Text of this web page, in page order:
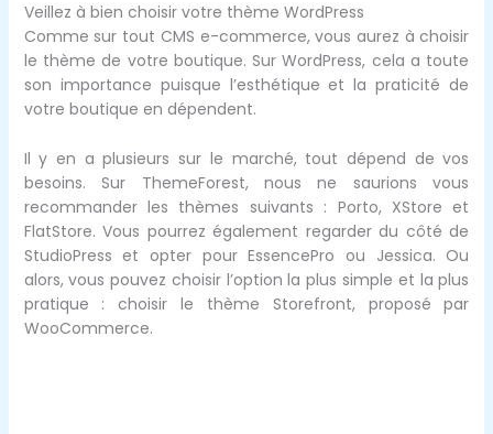
Veillez à bien choisir votre thème WordPress
Comme sur tout CMS e-commerce, vous aurez à choisir
le thème de votre boutique. Sur WordPress, cela a toute
son importance puisque l’esthétique et la praticité de
votre boutique en dépendent.
Il y en a plusieurs sur le marché, tout dépend de vos
besoins. Sur ThemeForest, nous ne saurions vous
recommander les thèmes suivants : Porto, XStore et
FlatStore. Vous pourrez également regarder du côté de
StudioPress et opter pour EssencePro ou Jessica. Ou
alors, vous pouvez choisir l’option la plus simple et la plus
pratique : choisir le thème Storefront, proposé par
WooCommerce.